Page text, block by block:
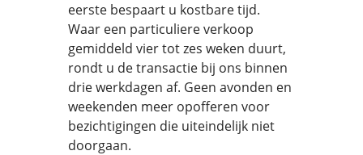
eerste bespaart u kostbare tijd.
Waar een particuliere verkoop
gemiddeld vier tot zes weken duurt,
rondt u de transactie bij ons binnen
drie werkdagen af. Geen avonden en
weekenden meer opofferen voor
bezichtigingen die uiteindelijk niet
doorgaan.